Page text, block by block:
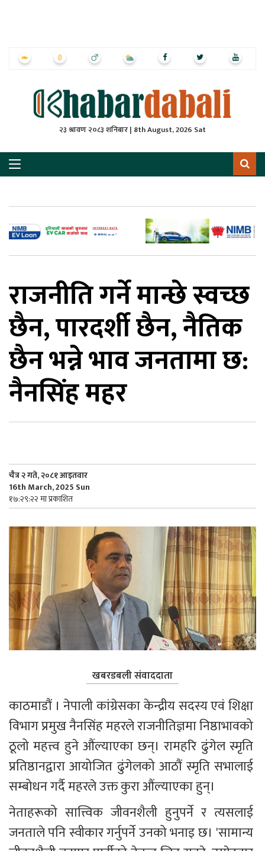
२३ श्रावण २०८३ शनिबार | 8th August, 2026 Sat
राजनीति गर्ने मान्छे स्वच्छ
छैन, पारदर्शी छैन, नैतिक
छैन भन्ने भाव जनतामा छ:
नैनसिंह महर
चैत्र २ गते, २०८१ आइतवार
16th March, 2025 Sun
१७:२९:२२ मा प्रकाशित
खबरडबली संवाददाता
काठमाडौं । नेपाली कांग्रेसका केन्द्रीय सदस्य एवं शिक्षा
विभाग प्रमुख नैनसिंह महरले राजनीतिज्ञमा निष्ठाभावको
ठूलो महत्त्व हुने औंल्याएका छन्। रामहरि ढुंगेल स्मृति
प्रतिष्ठानद्वारा आयोजित ढुंगेलको आठौं स्मृति सभालाई
सम्बोधन गर्दै महरले उक्त कुरा औंल्याएका हुन्।
नेताहरूको सात्त्विक जीवनशैली हुनुपर्ने र त्यसलाई
जनताले पनि स्वीकार गर्नुपर्ने उनको भनाइ छ। 'सामान्य